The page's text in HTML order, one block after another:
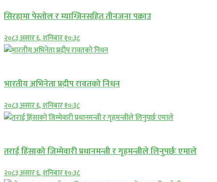
सिरहामा पेस्तोल र म्याग्जिनसहित तीनजना पक्राउ
२०८३ असार ६, शनिबार १०:३८
भारतीय अभिनेता प्रदीप रावतको निधन
२०८३ असार ६, शनिबार १०:३८
तराई हिंसाको जिम्मेवारी प्रधानमन्त्री र गृहमन्त्रीले लिनुपर्छः एमाले
२०८३ असार ६, शनिबार १०:३८